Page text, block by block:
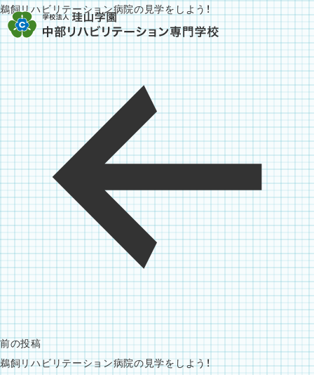
鵜飼リハビリテーション病院の見学をしよう！
投
稿
ナ
ビ
ー
シ
ョ
ン
前の投稿
鵜飼リハビリテーション病院の見学をしよう！